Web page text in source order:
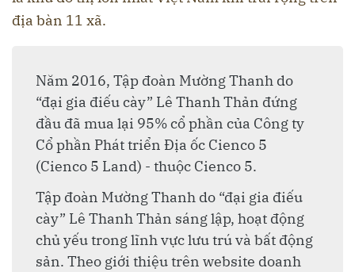
địa bàn 11 xã.
Năm 2016, Tập đoàn Mường Thanh do
“đại gia điếu cày” Lê Thanh Thản đứng
đầu đã mua lại 95% cổ phần của Công ty
Cổ phần Phát triển Địa ốc Cienco 5
(Cienco 5 Land) - thuộc Cienco 5.
Tập đoàn Mường Thanh do “đại gia điếu
cày” Lê Thanh Thản sáng lập, hoạt động
chủ yếu trong lĩnh vực lưu trú và bất động
sản. Theo giới thiệu trên website doanh